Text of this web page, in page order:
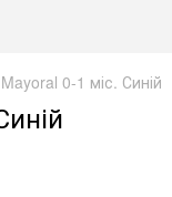
0-1 міс. Синій